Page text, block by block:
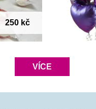
navíc si je lze nasušit i na
250 kč
VÍCE